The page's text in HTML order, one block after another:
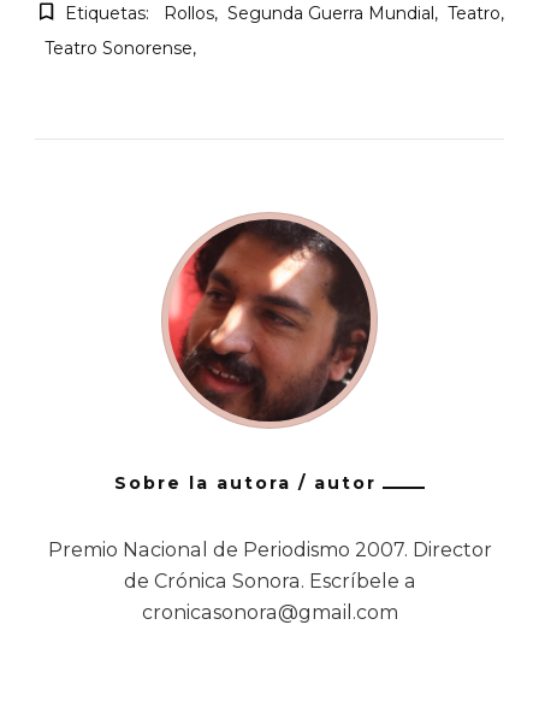
Etiquetas: Rollos Segunda Guerra Mundial
Teatro
Teatro Sonorense
Sobre la autora / autor
Premio Nacional de Periodismo 2007. Director
de Crónica Sonora. Escríbele a
cronicasonora@gmail.com